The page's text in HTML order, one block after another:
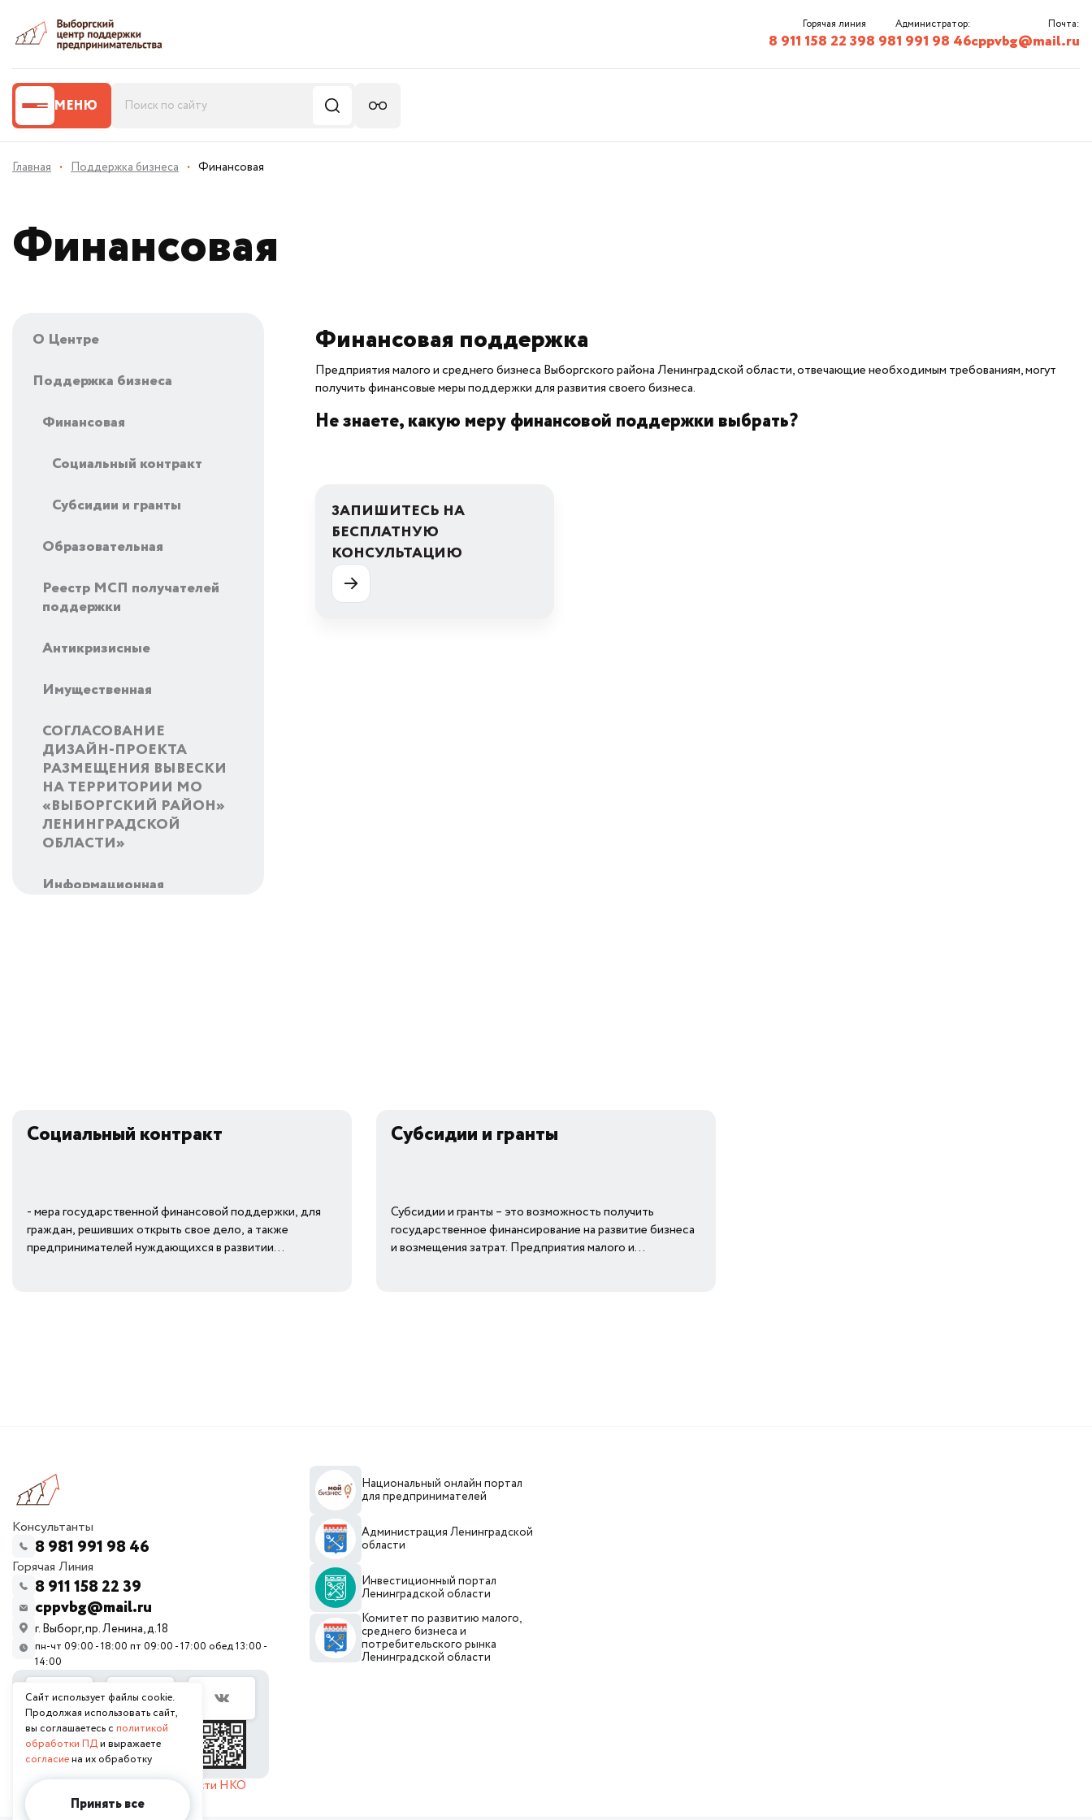
Горячая линия
8 911 158 22 39
Администратор:
8 981 991 98 46
Почта:
cppvbg@mail.ru
МЕНЮ
Главная · Поддержка бизнеса · Финансовая
Финансовая
О Центре
Поддержка бизнеса
Финансовая
Социальный контракт
Субсидии и гранты
Образовательная
Реестр МСП получателей
поддержки
Антикризисные
Имущественная
СОГЛАСОВАНИЕ
ДИЗАЙН-ПРОЕКТА
РАЗМЕЩЕНИЯ ВЫВЕСКИ
НА ТЕРРИТОРИИ МО
«ВЫБОРГСКИЙ РАЙОН»
ЛЕНИНГРАДСКОЙ
ОБЛАСТИ»
Информационная
Новости
Финансовая поддержка
Предприятия малого и среднего бизнеса Выборгского района Ленинградской области, отвечающие необходимым требованиям, могут
получить финансовые меры поддержки для развития своего бизнеса.
Не знаете, какую меру финансовой поддержки выбрать?
ЗАПИШИТЕСЬ НА
БЕСПЛАТНУЮ
КОНСУЛЬТАЦИЮ
Социальный контракт
- мера государственной финансовой поддержки, для
граждан, решивших открыть свое дело, а также
предпринимателей нуждающихся в развитии...
Субсидии и гранты
Субсидии и гранты – это возможность получить
государственное финансирование на развитие бизнеса
и возмещения затрат. Предприятия малого и...
Консультанты
8 981 991 98 46
Горячая Линия
8 911 158 22 39
cppvbg@mail.ru
г. Выборг, пр. Ленина, д.18
пн-чт 09:00 - 18:00 пт 09:00 - 17:00 обед 13:00 -
14:00
Отчет о продолжении деятельности НКО
Национальный онлайн портал
для предпринимателей
Администрация Ленинградской
области
Инвестиционный портал
Ленинградской области
Комитет по развитию малого,
среднего бизнеса и
потребительского рынка
Ленинградской области
Сайт использует файлы cookie.
Продолжая использовать сайт,
вы соглашаетесь с политикой
обработки ПДи выражаете
согласиена их обработку
Принять все